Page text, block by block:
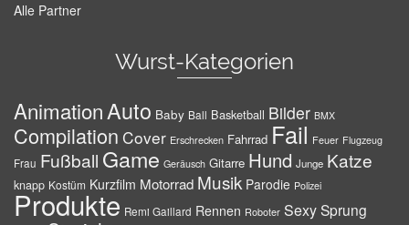
Alle Partner
Wurst-Kategorien
AnimationAuto Baby Ball Basketball Bilder BMX
Compilation Cover Erschrecken Fahrrad Fail Feuer Flugzeug
Frau Fußball Game Geräusch Gitarre Hund Junge Katze
knapp Kostüm Kurzfilm Motorrad Musik Parodie Polizei
Produkte Remi Gaillard Rennen Roboter SexySprung